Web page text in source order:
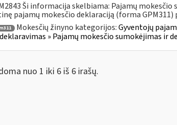
Ši informacija skelbiama: Pajamų
pajamų mokesčio deklaraciją (forma
Mokesčių žinyno kategorijos:Gyventojų
» Pajamų mokesčio sumokėjimas ir
nuo 1 iki 6 iš 6 irašų.